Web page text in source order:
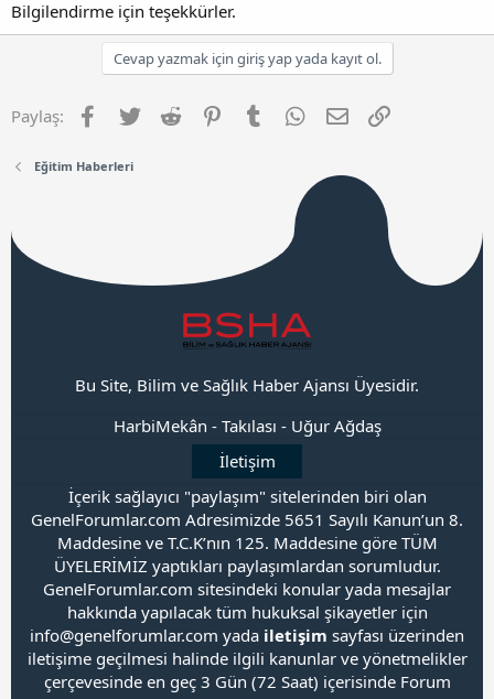
Bilgilendirme için teşekkürler.
Cevap yazmak için giriş yap yada kayıt ol.
Paylaş: Facebook
Twitter Reddit PinterestTumblr WhatsApp
E-posta
Eğitim Haberleri
Bu Site, Bilim ve Sağlık Haber Ajansı Üyesidir.
HarbiMekân - Takılası - Uğur Ağdaş
İletişim
İçerik sağlayıcı "paylaşım" sitelerinden biri olan
GenelForumlar.com Adresimizde 5651 Sayılı Kanun’un 8.
Maddesine ve T.C.K’nın 125. Maddesine göre TÜM
ÜYELERİMİZ yaptıkları paylaşımlardan sorumludur.
GenelForumlar.com sitesindeki konular yada mesajlar
hakkında yapılacak tüm hukuksal şikayetler için
info@genelforumlar.com yada iletişim sayfası üzerinden
iletişime geçilmesi halinde ilgili kanunlar ve yönetmelikler
çerçevesinde en geç 3 Gün (72 Saat) içerisinde Forum